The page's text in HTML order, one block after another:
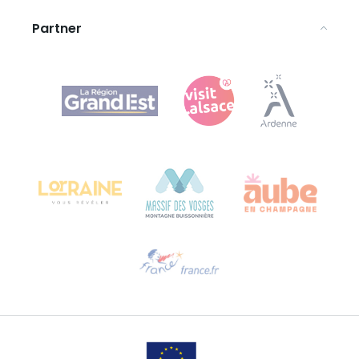
Agence Régionale du Tourisme Grand Est
Bureau de Colmar (Hauptverwaltung)
Sprechen Sie uns per E-Mail an
Partner